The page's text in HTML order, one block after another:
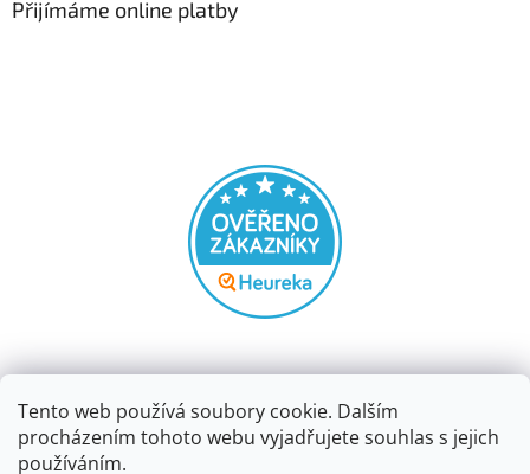
Tento web používá soubory cookie. Dalším
procházením tohoto webu vyjadřujete souhlas s jejich
používáním.
Přijímáme online platby